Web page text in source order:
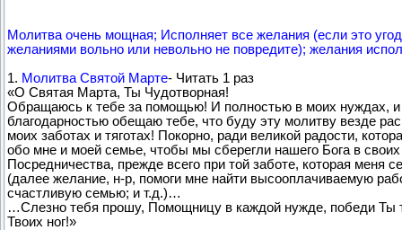
Молитва очень мощная; Исполняет все желания (если это
желаниями вольно или невольно не повредите); желания
1. Молитва Святой Марте- Читать 1 раз
«О Святая Марта, Ты Чудотворная!
Обращаюсь к тебе за помощью! И полностью в моих нуждах,
благодарностью обещаю тебе, что буду эту молитву везде
моих заботах и тяготах! Покорно, ради великой радости,
обо мне и моей семье, чтобы мы сберегли нашего Бога в
Посредничества, прежде всего при той заботе, которая меня
(далее желание, н-р, помоги мне найти высооплачиваемую
счастливую семью; и т.д.)…
…Слезно тебя прошу, Помощницу в каждой нужде, победи Ты
Твоих ног!»